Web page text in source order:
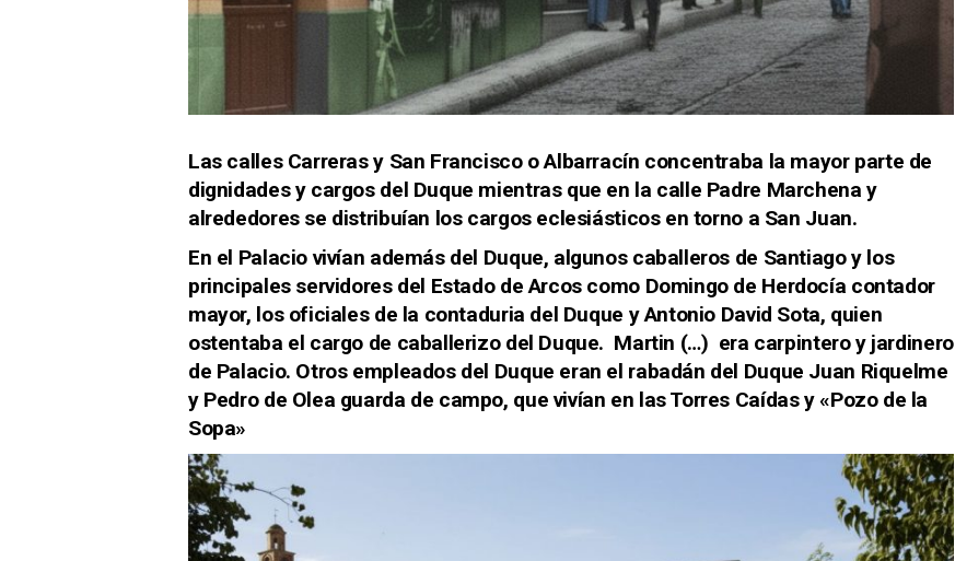
Las calles Carreras y San Francisco o Albarracín concentraba la mayor parte de
dignidades y cargos del Duque mientras que en la calle Padre Marchena y
alrededores se distribuían los cargos eclesiásticos en torno a San Juan.
En el Palacio vivían además del Duque, algunos caballeros de Santiago y los
principales servidores del Estado de Arcos como Domingo de Herdocía contador
mayor, los oficiales de la contaduria del Duque y Antonio David Sota, quien
ostentaba el cargo de caballerizo del Duque. Martin (…) era carpintero y jardinero
de Palacio. Otros empleados del Duque eran el rabadán del Duque Juan Riquelme
y Pedro de Olea guarda de campo, que vivían en las Torres Caídas y «Pozo de la
Sopa»